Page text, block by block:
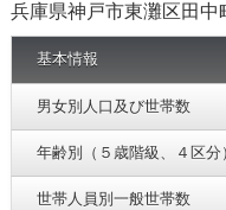
兵庫県神戸市東灘区田中
基本情報
男女別人口及び世帯数
年齢別（５歳階級、４区分
世帯人員別一般世帯数